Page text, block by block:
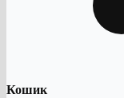
Кошик